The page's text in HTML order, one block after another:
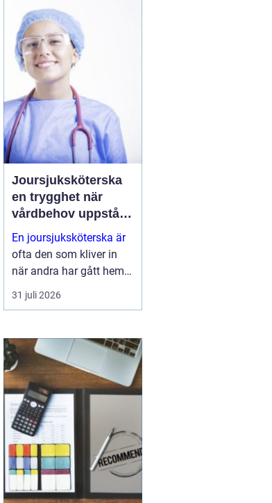
trappor till stora
stålkonstruktioner i
industrin. När smidet
utförs rätt får du
produkter som håller
länge, tål...
Joursjuksköterska
en trygghet när
vårdbehov uppstår
dygnet runt
En joursjuksköterska är
ofta den som kliver in
när andra har gått hem
för dagen. Under sena
kvällar, nätter och helger
människor på
äldreboenden, LSS-
boenden, inom
socialpsykiatrin och i
ord...
31 juli 2026